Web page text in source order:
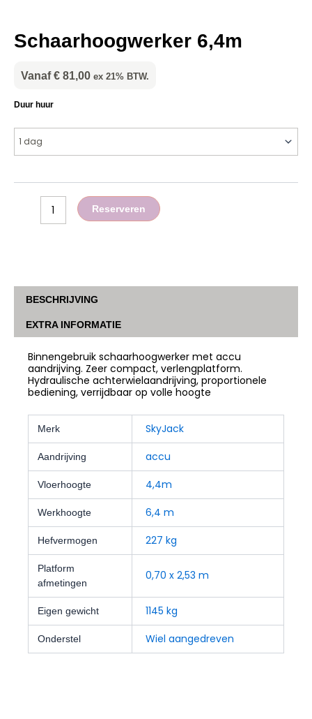
Schaarhoogwerker 6,4m
Vanaf € 81,00 ex 21% BTW.
Duur huur
6,4m
Reserveren
BESCHRIJVING
EXTRA INFORMATIE
Binnengebruik schaarhoogwerker met accu
aandrijving. Zeer compact, verlengplatform.
Hydraulische achterwielaandrijving, proportionele
bediening, verrijdbaar op volle hoogte
Merk SkyJack
Aandrijving accu
Vloerhoogte 4,4m
Werkhoogte 6,4 m
Hefvermogen 227 kg
Platform
afmetingen
0,70 x 2,53 m
Eigen gewicht 1145 kg
Onderstel Wiel aangedreven